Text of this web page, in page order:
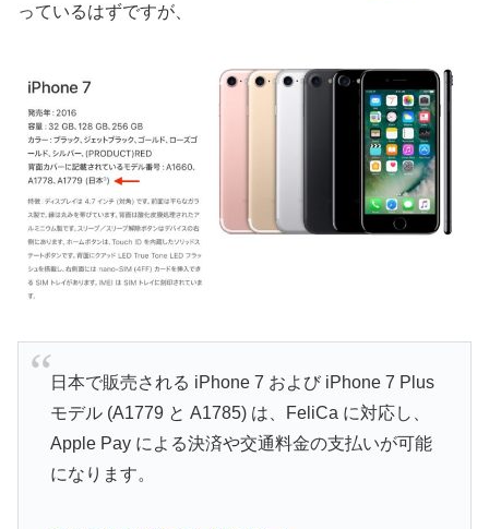
っているはずですが、
日本で販売される iPhone 7 および iPhone 7 Plus
モデル (A1779 と A1785) は、FeliCa に対応し、
Apple Pay による決済や交通料金の支払いが可能
になります。